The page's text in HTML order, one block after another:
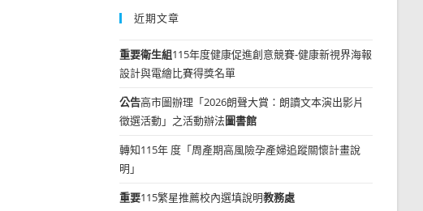
近期文章
重要衛生組115年度健康促進創意競賽-健康新視界海報
設計與電繪比賽得獎名單
公告高市圖辦理「2026朗聲大賞：朗讀文本演出影片
徵選活動」之活動辦法圖書館
轉知115年 度「周產期高風險孕產婦追蹤關懷計畫說
明」
重要115繁星推薦校內選填說明教務處